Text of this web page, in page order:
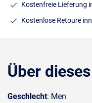
Kostenfreie Lieferung
Kostenlose Retoure
Über
Geschlecht: Men